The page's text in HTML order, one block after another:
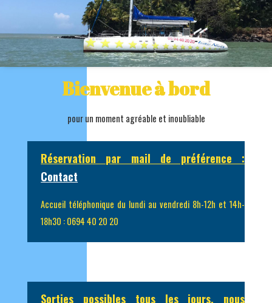
Bienvenue à bord
pour un moment agréable et inoubliable
Réservation par mail de préférence :
Contact
Accueil téléphonique du lundi au vendredi 8h-12h et 14h-
18h30 : 0694 40 20 20
Sorties possibles tous les jours, nous